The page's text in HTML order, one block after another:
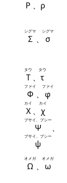
Ρ 、 ρ
Σ
シグマ
、 σ
シグマ
Τ
タウ
、 τ
タウ
Φ
ファイ
、 φ
ファイ
Χ
カイ
、 χ
カイ
Ψ
プサイ、プシー
、
ψ
プサイ、プシー
Ω
オメガ
、 ω
オメガ